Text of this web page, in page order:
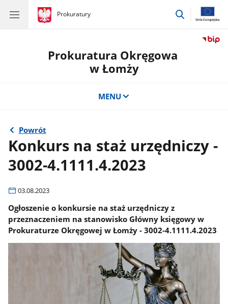
gov.pl
Prokuratury
gov.pl
Prokuratury
przejdź
Prokuratura Okręgowa
w Łomży
MENU
Powrót
Konkurs na staż urzędniczy -
3002-4.1111.4.2023
03.08.2023
Ogłoszenie o konkursie na staż urzędniczy z
przeznaczeniem na stanowisko Główny księgowy w
Prokuraturze Okręgowej w Łomży - 3002-4.1111.4.2023